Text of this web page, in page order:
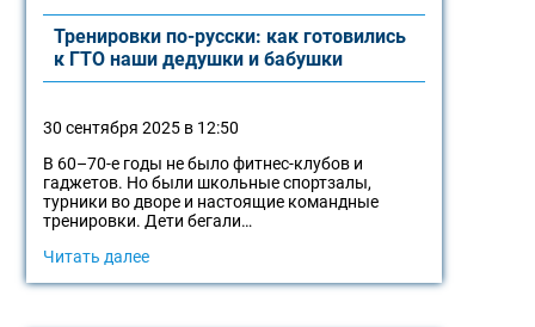
Тренировки по-русски: как готовились
к ГТО наши дедушки и бабушки
30 сентября 2025 в 12:50
В 60–70-е годы не было фитнес-клубов и
гаджетов. Но были школьные спортзалы,
турники во дворе и настоящие командные
тренировки. Дети бегали…
Читать далее